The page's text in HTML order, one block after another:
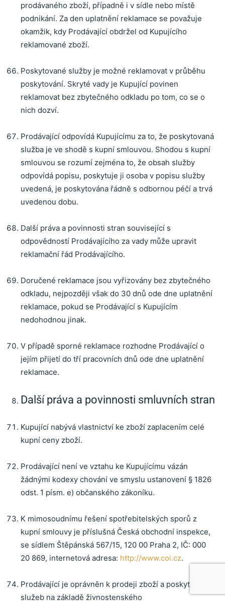
prodávaného zboží, případně i v sídle nebo místě
podnikání. Za den uplatnění reklamace se považuje
okamžik, kdy Prodávající obdržel od Kupujícího
reklamované zboží.
Poskytované služby je možné reklamovat v průběhu
poskytování. Skryté vady je Kupující povinen
reklamovat bez zbytečného odkladu po tom, co se o
nich dozví.
Prodávající odpovídá Kupujícímu za to, že poskytovaná
služba je ve shodě s kupní smlouvou. Shodou s kupní
smlouvou se rozumí zejména to, že obsah služby
odpovídá popisu, poskytuje ji osoba v popisu služby
uvedená, je poskytována řádně s odbornou péčí a trvá
uvedenou dobu.
Další práva a povinnosti stran související s
odpovědností Prodávajícího za vady může upravit
reklamační řád Prodávajícího.
Doručené reklamace jsou vyřizovány bez zbytečného
odkladu, nejpozději však do 30 dnů ode dne uplatnění
reklamace, pokud se Prodávající s Kupujícím
nedohodnou jinak.
V případě sporné reklamace rozhodne Prodávající o
jejím přijetí do tří pracovních dnů ode dne uplatnění
reklamace.
Další práva a povinnosti smluvních stran
Kupující nabývá vlastnictví ke zboží zaplacením celé
kupní ceny zboží.
Prodávající není ve vztahu ke Kupujícímu vázán
žádnými kodexy chování ve smyslu ustanovení § 1826
odst. 1 písm. e) občanského zákoníku.
K mimosoudnímu řešení spotřebitelských sporů z
kupní smlouvy je příslušná Česká obchodní inspekce,
se sídlem Štěpánská 567/15, 120 00 Praha 2, IČ: 000
20 869, internetová adresa: http://www.coi.cz.
Prodávající je oprávněn k prodeji zboží a poskytování
služeb na základě živnostenského